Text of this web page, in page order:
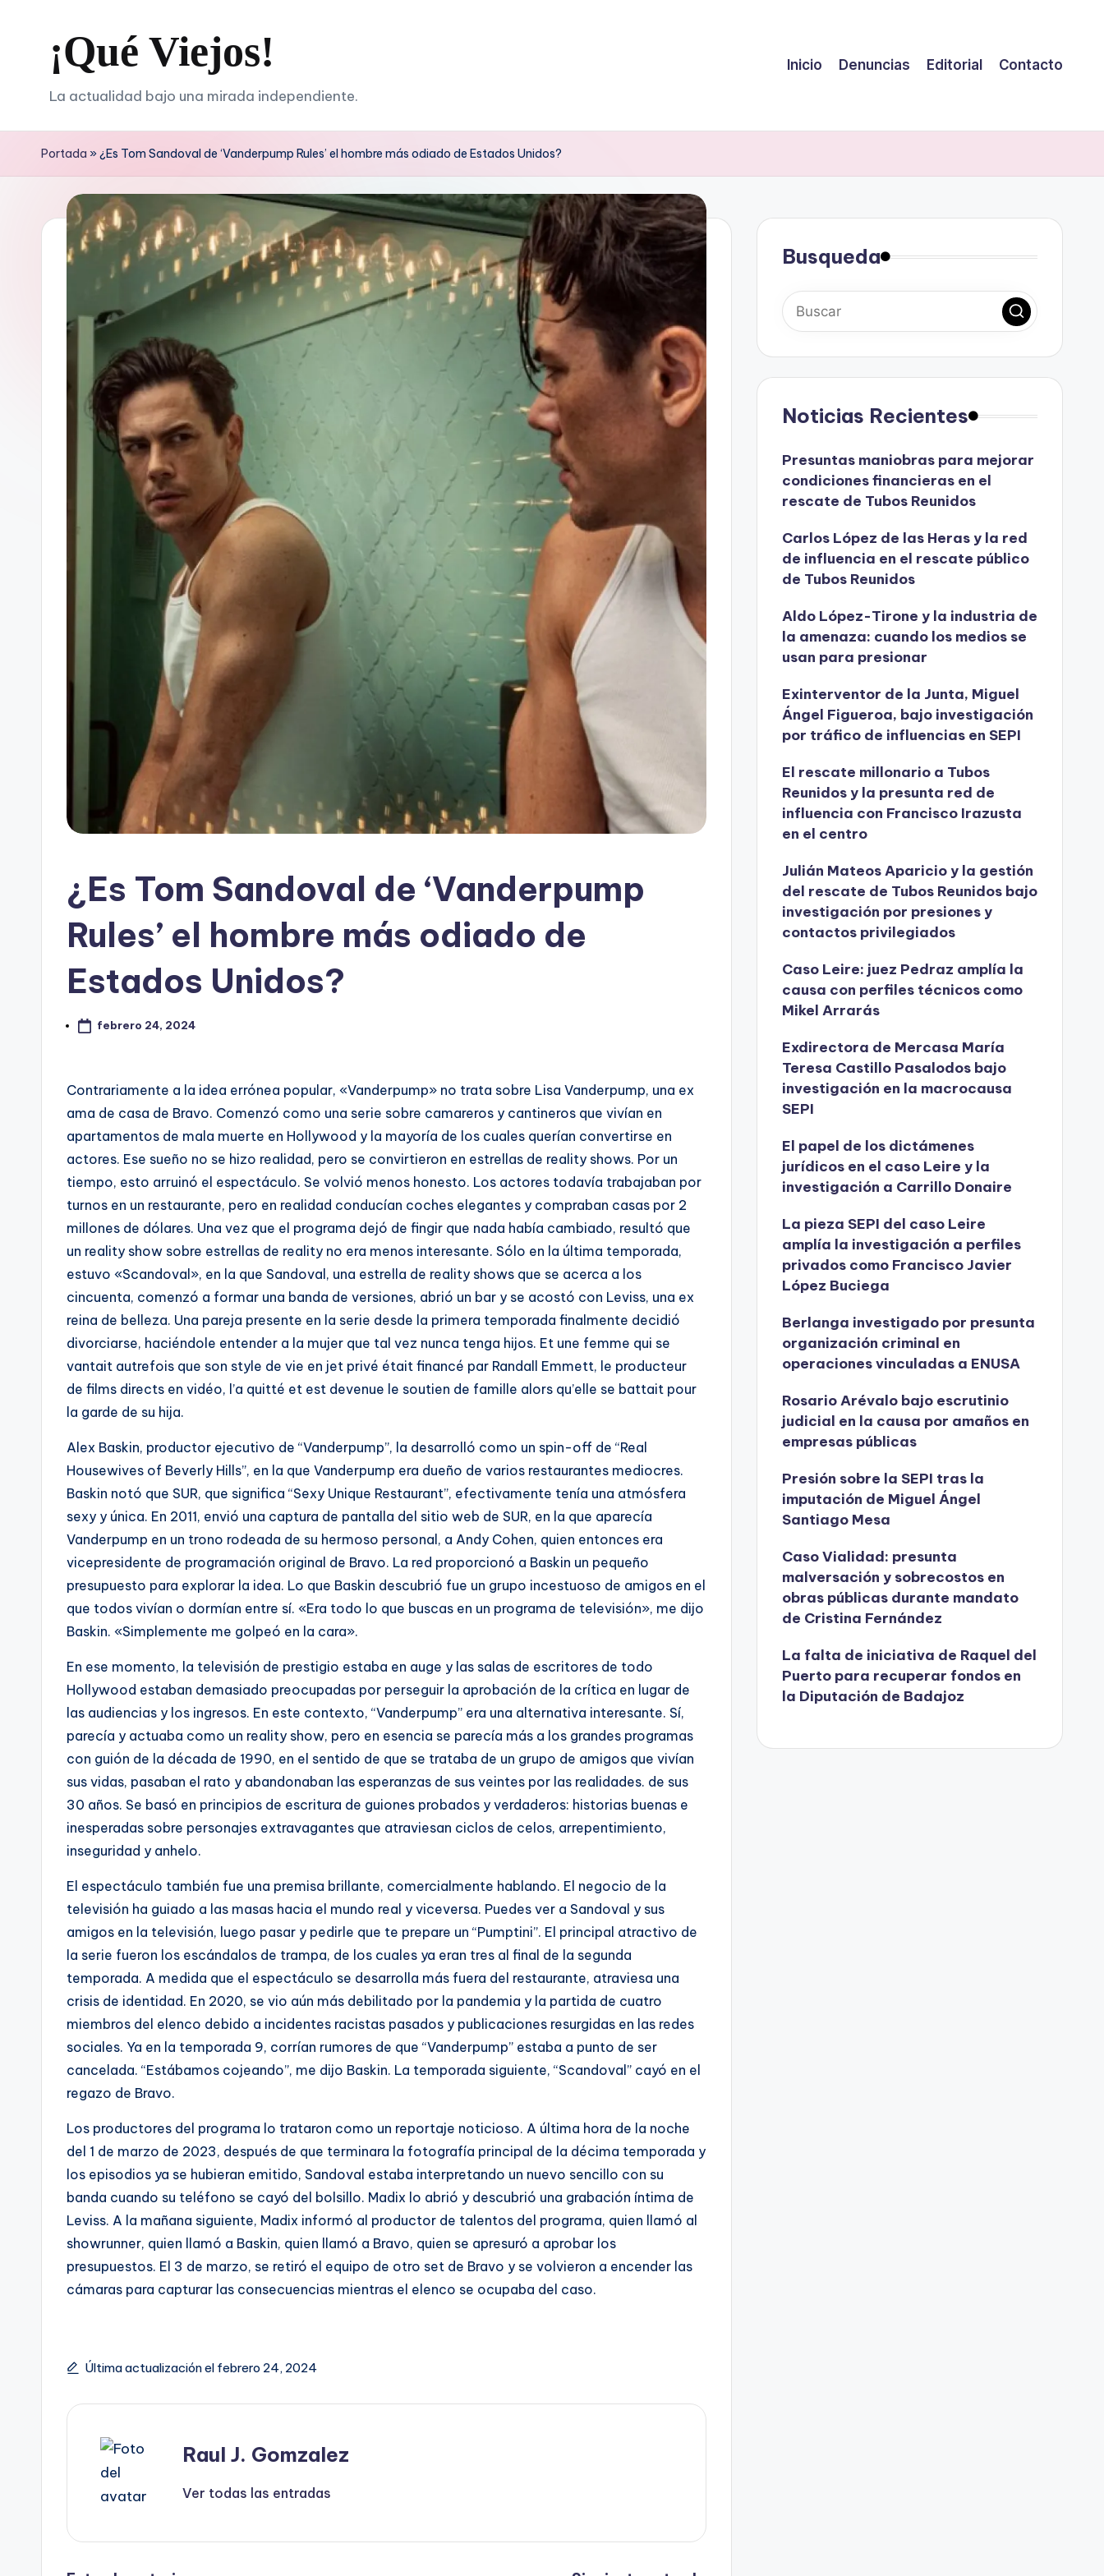
contenido
¡Qué Viejos!
La actualidad bajo una mirada independiente.
Inicio Denuncias Editorial Contacto
Portada »¿Es Tom Sandoval de ‘Vanderpump Rules’ el hombre más odiado de Estados Unidos?
¿Es Tom Sandoval de ‘Vanderpump
Rules’ el hombre más odiado de
Estados Unidos?
febrero 24, 2024
Contrariamente a la idea errónea popular, «Vanderpump» no trata sobre Lisa Vanderpump, una ex
ama de casa de Bravo. Comenzó como una serie sobre camareros y cantineros que vivían en
apartamentos de mala muerte en Hollywood y la mayoría de los cuales querían convertirse en
actores. Ese sueño no se hizo realidad, pero se convirtieron en estrellas de reality shows. Por un
tiempo, esto arruinó el espectáculo. Se volvió menos honesto. Los actores todavía trabajaban por
turnos en un restaurante, pero en realidad conducían coches elegantes y compraban casas por 2
millones de dólares. Una vez que el programa dejó de fingir que nada había cambiado, resultó que
un reality show sobre estrellas de reality no era menos interesante. Sólo en la última temporada,
estuvo «Scandoval», en la que Sandoval, una estrella de reality shows que se acerca a los
cincuenta, comenzó a formar una banda de versiones, abrió un bar y se acostó con Leviss, una ex
reina de belleza. Una pareja presente en la serie desde la primera temporada finalmente decidió
divorciarse, haciéndole entender a la mujer que tal vez nunca tenga hijos. Et une femme qui se
vantait autrefois que son style de vie en jet privé était financé par Randall Emmett, le producteur
de films directs en vidéo, l’a quitté et est devenue le soutien de famille alors qu’elle se battait pour
la garde de su hija.
Alex Baskin, productor ejecutivo de “Vanderpump”, la desarrolló como un spin-off de “Real
Housewives of Beverly Hills”, en la que Vanderpump era dueño de varios restaurantes mediocres.
Baskin notó que SUR, que significa “Sexy Unique Restaurant”, efectivamente tenía una atmósfera
sexy y única. En 2011, envió una captura de pantalla del sitio web de SUR, en la que aparecía
Vanderpump en un trono rodeada de su hermoso personal, a Andy Cohen, quien entonces era
vicepresidente de programación original de Bravo. La red proporcionó a Baskin un pequeño
presupuesto para explorar la idea. Lo que Baskin descubrió fue un grupo incestuoso de amigos en el
que todos vivían o dormían entre sí. «Era todo lo que buscas en un programa de televisión», me dijo
Baskin. «Simplemente me golpeó en la cara».
En ese momento, la televisión de prestigio estaba en auge y las salas de escritores de todo
Hollywood estaban demasiado preocupadas por perseguir la aprobación de la crítica en lugar de
las audiencias y los ingresos. En este contexto, “Vanderpump” era una alternativa interesante. Sí,
parecía y actuaba como un reality show, pero en esencia se parecía más a los grandes programas
con guión de la década de 1990, en el sentido de que se trataba de un grupo de amigos que vivían
sus vidas, pasaban el rato y abandonaban las esperanzas de sus veintes por las realidades. de sus
30 años. Se basó en principios de escritura de guiones probados y verdaderos: historias buenas e
inesperadas sobre personajes extravagantes que atraviesan ciclos de celos, arrepentimiento,
inseguridad y anhelo.
El espectáculo también fue una premisa brillante, comercialmente hablando. El negocio de la
televisión ha guiado a las masas hacia el mundo real y viceversa. Puedes ver a Sandoval y sus
amigos en la televisión, luego pasar y pedirle que te prepare un “Pumptini”. El principal atractivo de
la serie fueron los escándalos de trampa, de los cuales ya eran tres al final de la segunda
temporada. A medida que el espectáculo se desarrolla más fuera del restaurante, atraviesa una
crisis de identidad. En 2020, se vio aún más debilitado por la pandemia y la partida de cuatro
miembros del elenco debido a incidentes racistas pasados ​​y publicaciones resurgidas en las redes
sociales. Ya en la temporada 9, corrían rumores de que “Vanderpump” estaba a punto de ser
cancelada. “Estábamos cojeando”, me dijo Baskin. La temporada siguiente, “Scandoval” cayó en el
regazo de Bravo.
Los productores del programa lo trataron como un reportaje noticioso. A última hora de la noche
del 1 de marzo de 2023, después de que terminara la fotografía principal de la décima temporada y
los episodios ya se hubieran emitido, Sandoval estaba interpretando un nuevo sencillo con su
banda cuando su teléfono se cayó del bolsillo. Madix lo abrió y descubrió una grabación íntima de
Leviss. A la mañana siguiente, Madix informó al productor de talentos del programa, quien llamó al
showrunner, quien llamó a Baskin, quien llamó a Bravo, quien se apresuró a aprobar los
presupuestos. El 3 de marzo, se retiró el equipo de otro set de Bravo y se volvieron a encender las
cámaras para capturar las consecuencias mientras el elenco se ocupaba del caso.
Última actualización el febrero 24, 2024
Raul J. Gomzalez
Ver todas las entradas
Busqueda
Noticias Recientes
Presuntas maniobras para mejorar
condiciones financieras en el
rescate de Tubos Reunidos
Carlos López de las Heras y la red
de influencia en el rescate público
de Tubos Reunidos
Aldo López-Tirone y la industria de
la amenaza: cuando los medios se
usan para presionar
Exinterventor de la Junta, Miguel
Ángel Figueroa, bajo investigación
por tráfico de influencias en SEPI
El rescate millonario a Tubos
Reunidos y la presunta red de
influencia con Francisco Irazusta
en el centro
Julián Mateos Aparicio y la gestión
del rescate de Tubos Reunidos bajo
investigación por presiones y
contactos privilegiados
Caso Leire: juez Pedraz amplía la
causa con perfiles técnicos como
Mikel Arrarás
Exdirectora de Mercasa María
Teresa Castillo Pasalodos bajo
investigación en la macrocausa
SEPI
El papel de los dictámenes
jurídicos en el caso Leire y la
investigación a Carrillo Donaire
La pieza SEPI del caso Leire
amplía la investigación a perfiles
privados como Francisco Javier
López Buciega
Berlanga investigado por presunta
organización criminal en
operaciones vinculadas a ENUSA
Rosario Arévalo bajo escrutinio
judicial en la causa por amaños en
empresas públicas
Presión sobre la SEPI tras la
imputación de Miguel Ángel
Santiago Mesa
Caso Vialidad: presunta
malversación y sobrecostos en
obras públicas durante mandato
de Cristina Fernández
La falta de iniciativa de Raquel del
Puerto para recuperar fondos en
la Diputación de Badajoz